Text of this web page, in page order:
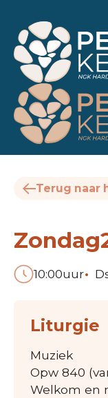
Terug naar
Zondag
10:00uur•
Liturgie
Muziek
Opw 840
Welkom en